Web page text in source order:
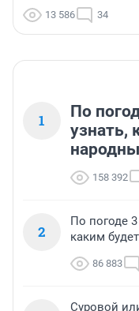
13 586 34
1
По
узнать,
158 392
2
По погоде
каким
86 883
Суровой